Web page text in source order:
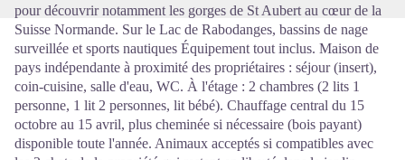
pour découvrir notamment les gorges de St Aubert au cœur de la
Suisse Normande. Sur le Lac de Rabodanges, bassins de nage
surveillée et sports nautiques Équipement tout inclus. Maison de
pays indépendante à proximité des propriétaires : séjour (insert),
coin-cuisine, salle d'eau, WC. À l'étage : 2 chambres (2 lits 1
personne, 1 lit 2 personnes, lit bébé). Chauffage central du 15
octobre au 15 avril, plus cheminée si nécessaire (bois payant)
disponible toute l'année. Animaux acceptés si compatibles avec